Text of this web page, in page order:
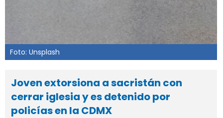
Foto: Unsplash
Joven extorsiona a sacristán con
cerrar iglesia y es detenido por
policías en la CDMX